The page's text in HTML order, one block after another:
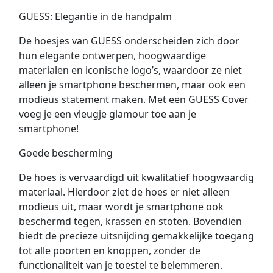
GUESS: Elegantie in de handpalm
De hoesjes van GUESS onderscheiden zich door
hun elegante ontwerpen, hoogwaardige
materialen en iconische logo’s, waardoor ze niet
alleen je smartphone beschermen, maar ook een
modieus statement maken. Met een GUESS Cover
voeg je een vleugje glamour toe aan je
smartphone!
Goede bescherming
De hoes is vervaardigd uit kwalitatief hoogwaardig
materiaal. Hierdoor ziet de hoes er niet alleen
modieus uit, maar wordt je smartphone ook
beschermd tegen, krassen en stoten. Bovendien
biedt de precieze uitsnijding gemakkelijke toegang
tot alle poorten en knoppen, zonder de
functionaliteit van je toestel te belemmeren.